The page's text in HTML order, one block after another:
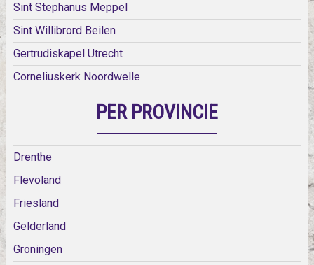
Sint Stephanus Meppel
Sint Willibrord Beilen
Gertrudiskapel Utrecht
Corneliuskerk Noordwelle
PER PROVINCIE
Drenthe
Flevoland
Friesland
Gelderland
Groningen